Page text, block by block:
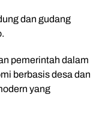
dan gudang
pemerintah dalam
berbasis desa dan
yang